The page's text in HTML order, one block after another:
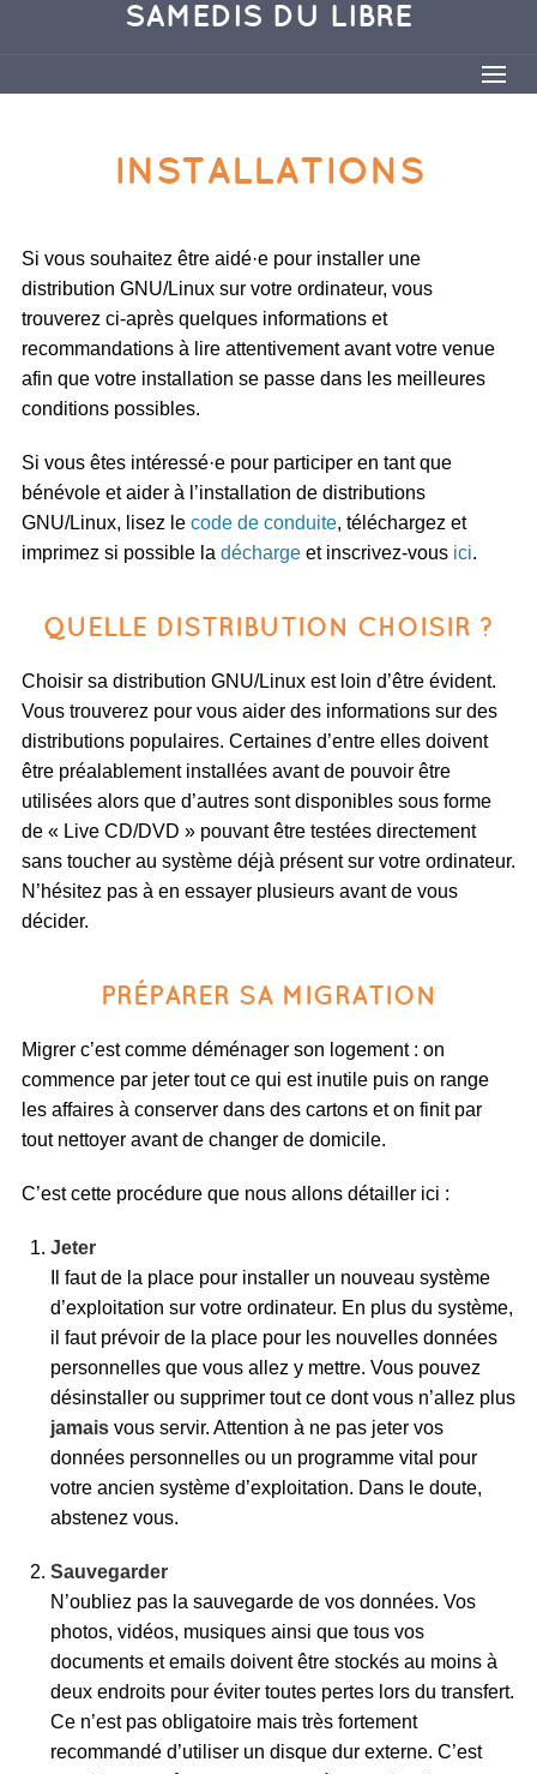
SAMEDIS DU LIBRE
INSTALLATIONS
Si vous souhaitez être aidé·e pour installer une
distribution GNU/Linux sur votre ordinateur, vous
trouverez ci-après quelques informations et
recommandations à lire attentivement avant votre venue
afin que votre installation se passe dans les meilleures
conditions possibles.
Si vous êtes intéressé·e pour participer en tant que
bénévole et aider à l’installation de distributions
GNU/Linux, lisez le code de conduite, téléchargez et
imprimez si possible la déchargeet inscrivez-vous ici.
QUELLE DISTRIBUTION CHOISIR ?
Choisir sa distribution GNU/Linux est loin d’être évident.
Vous trouverez pour vous aider des informations sur des
distributions populaires. Certaines d’entre elles doivent
être préalablement installées avant de pouvoir être
utilisées alors que d’autres sont disponibles sous forme
de « Live CD/DVD » pouvant être testées directement
sans toucher au système déjà présent sur votre ordinateur.
N’hésitez pas à en essayer plusieurs avant de vous
décider.
PRÉPARER SA MIGRATION
Migrer c’est comme déménager son logement : on
commence par jeter tout ce qui est inutile puis on range
les affaires à conserver dans des cartons et on finit par
tout nettoyer avant de changer de domicile.
C’est cette procédure que nous allons détailler ici :
Jeter
Il faut de la place pour installer un nouveau système
d’exploitation sur votre ordinateur. En plus du système,
il faut prévoir de la place pour les nouvelles données
personnelles que vous allez y mettre. Vous pouvez
désinstaller ou supprimer tout ce dont vous n’allez plus
jamaisvous servir. Attention à ne pas jeter vos
données personnelles ou un programme vital pour
votre ancien système d’exploitation. Dans le doute,
abstenez vous.
Sauvegarder
N’oubliez pas la sauvegarde de vos données. Vos
photos, vidéos, musiques ainsi que tous vos
documents et emails doivent être stockés au moins à
deux endroits pour éviter toutes pertes lors du transfert.
Ce n’est pas obligatoire mais très fortement
recommandé d’utiliser un disque dur externe. C’est